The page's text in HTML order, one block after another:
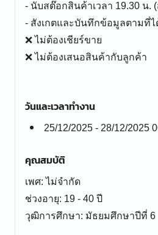
- นับสต๊อกสินค้าเวลา 19.30 น.
- สังเกตและบันทึกข้อมูลตามที่
❌ ไม่ต้องเชียร์ขาย
❌ ไม่ต้องเสนอสินค้ากับลูกค้า
วันและเวลาทำงาน
25/12/2025 - 28/12/2025
คุณสมบัติ
เพศ: ไม่จำกัด
ช่วงอายุ: 19 - 40 ปี